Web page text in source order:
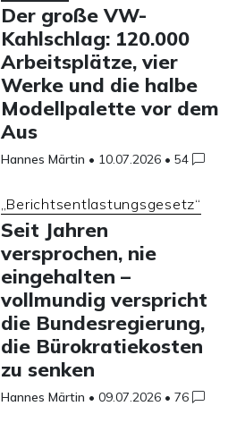
Der große VW-
Kahlschlag: 120.000
Arbeitsplätze, vier
Werke und die halbe
Modellpalette vor dem
Aus
Hannes Märtin • 10.07.2026 • 54
„Berichtsentlastungsgesetz“
Seit Jahren
versprochen, nie
eingehalten –
vollmundig verspricht
die Bundesregierung,
die Bürokratiekosten
zu senken
Hannes Märtin • 09.07.2026 • 76